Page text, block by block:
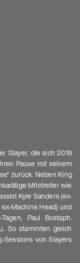
Slayer, die sich 2019
Pause mit seinem
zurück. Neben King
Mitstreiter wie
Kyle Sanders (ex-
Machine Head) und
Paul Bostaph.
So stammten gleich
Sessions von Slayers